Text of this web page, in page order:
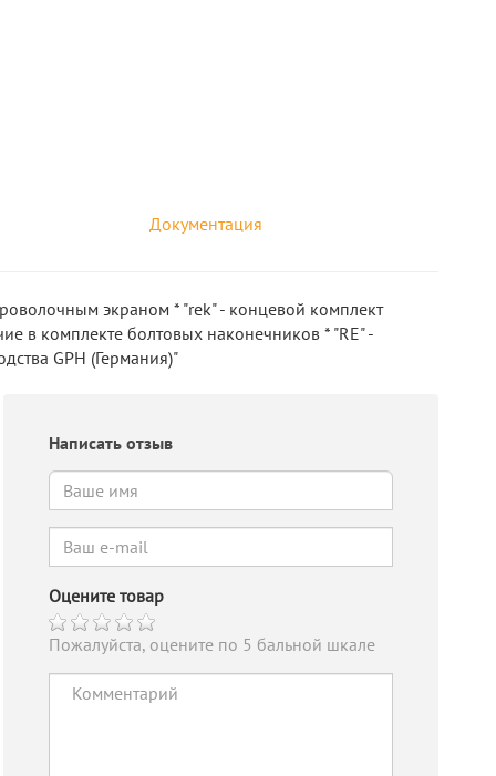
Документация
экраном * "rek" - концевой комплект
в комплекте болтовых наконечников * "RE" -
GPH (Германия)"
Написать отзыв
Оцените товар
Пожалуйста, оцените по 5 бальной шкале